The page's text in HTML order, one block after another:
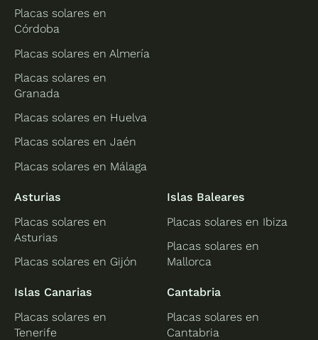
Placas solares en
Córdoba
Placas solares en Almería
Placas solares en
Granada
Placas solares en Huelva
Placas solares en Jaén
Placas solares en Málaga
Asturias
Placas solares en
Asturias
Placas solares en Gijón
Islas Baleares
Placas solares en Ibiza
Placas solares en
Mallorca
Islas Canarias
Placas solares en
Tenerife
Cantabria
Placas solares en
Cantabria